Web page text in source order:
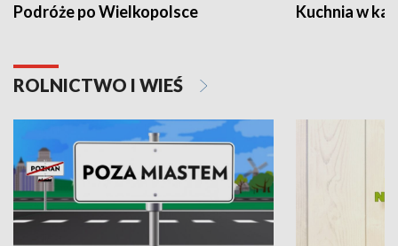
Podróże po Wielkopolsce Kuchnia w
ROLNICTWO I WIEŚ